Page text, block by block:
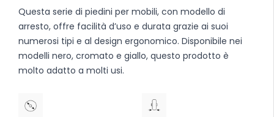
Questa serie di piedini per mobili, con modello di
arresto, offre facilità d’uso e durata grazie ai suoi
numerosi tipi e al design ergonomico. Disponibile nei
modelli nero, cromato e giallo, questo prodotto è
molto adatto a molti usi.